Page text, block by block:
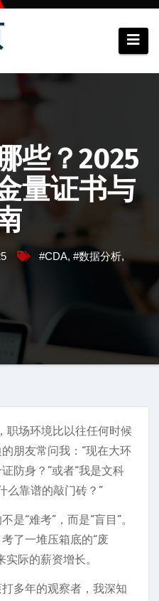
些？2025
量证书与
#CDA, #数据分析,
职场环境比以往任何时候
朋友常问我：“现在大环
防身？”或者“我是文科
么靠谱的敲门砖？”
是“难考”，而是“盲目”。
了一堆压箱底的“废
际的薪资增长。
多年的观察者，我深知